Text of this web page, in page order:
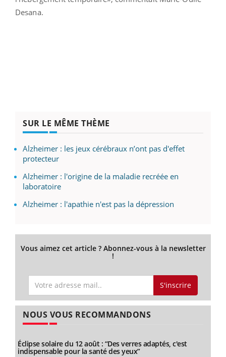
Desana.
SUR LE MÊME THÈME
Alzheimer : les jeux cérébraux n’ont pas d'effet
protecteur
Alzheimer : l'origine de la maladie recréée en
laboratoire
Alzheimer : l'apathie n'est pas la dépression
Vous aimez cet article ? Abonnez-vous à la newsletter
!
S'inscrire
NOUS VOUS RECOMMANDONS
Éclipse solaire du 12 août : “Des verres adaptés, c'est
indispensable pour la santé des yeux”